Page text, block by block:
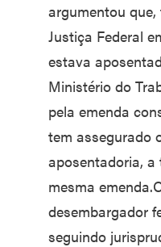
argumentou
Justiça Federal
estava
Ministério do
pela emenda
tem assegurado
aposentadoria, a
mesma
desembargador
seguindo